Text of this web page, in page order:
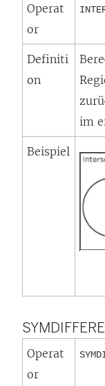
Operat
or
Definiti
on
im
Beispiel
Operat
or